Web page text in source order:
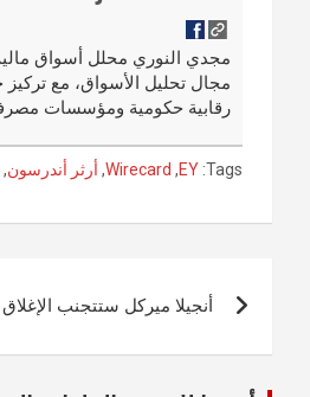
مجال تحليل الأسواق، مع
رقابية حكومية ومؤسسات
Tags:
EY
,
Wirecard
, أرثر أندرسون,
المقالات
أنجيلا ميركل ستتجنب